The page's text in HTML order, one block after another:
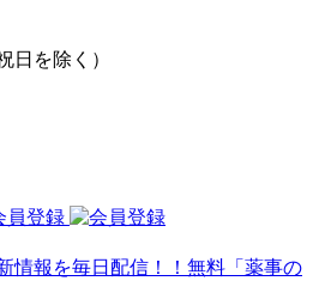
日を除く）